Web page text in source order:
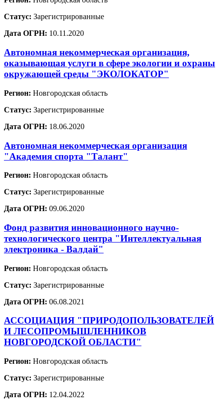
Статус: Зарегистрированные
Дата ОГРН: 10.11.2020
Автономная некоммерческая организация,
оказывающая услуги в сфере экологии и охраны
окружающей среды "ЭКОЛОКАТОР"
Регион: Новгородская область
Статус: Зарегистрированные
Дата ОГРН: 18.06.2020
Автономная некоммерческая организация
"Академия спорта "Талант"
Регион: Новгородская область
Статус: Зарегистрированные
Дата ОГРН: 09.06.2020
Фонд развития инновационного научно-
технологического центра "Интеллектуальная
электроника - Валдай"
Регион: Новгородская область
Статус: Зарегистрированные
Дата ОГРН: 06.08.2021
АССОЦИАЦИЯ "ПРИРОДОПОЛЬЗОВАТЕЛЕЙ
И ЛЕСОПРОМЫШЛЕННИКОВ
НОВГОРОДСКОЙ ОБЛАСТИ"
Регион: Новгородская область
Статус: Зарегистрированные
Дата ОГРН: 12.04.2022